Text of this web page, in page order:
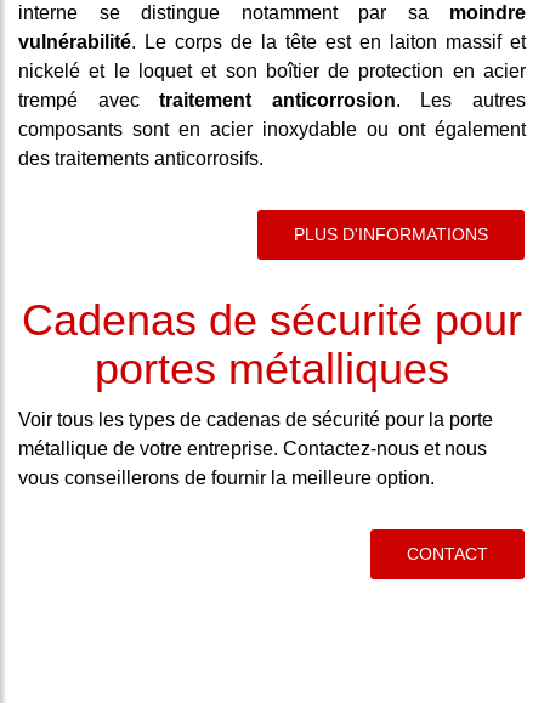
interne se distingue notamment par sa moindre
vulnérabilité. Le corps de la tête est en laiton massif et
nickelé et le loquet et son boîtier de protection en acier
trempé avectraitement anticorrosion. Les autres
composants sont en acier inoxydable ou ont également
des traitements anticorrosifs.
PLUS D'INFORMATIONS
Cadenas de sécurité pour
portes métalliques
Voir tous les types de cadenas de sécurité pour la porte
métallique de votre entreprise. Contactez-nous et nous
vous conseillerons de fournir la meilleure option.
CONTACT